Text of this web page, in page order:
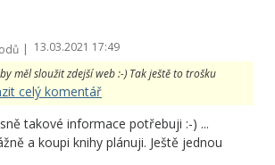
| 13.03.2021 17:49
měl sloužit zdejší web :-) Tak ještě to trošku
celý komentář
takové informace potřebuji :-) ...
a koupi knihy plánuji. Ještě jednou